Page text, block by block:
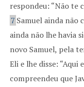
respondeu: “Não te
7 Samuel ainda não
ainda não lhe havia
novo Samuel, pela
Eli e lhe disse: “Aqui
compreendeu que